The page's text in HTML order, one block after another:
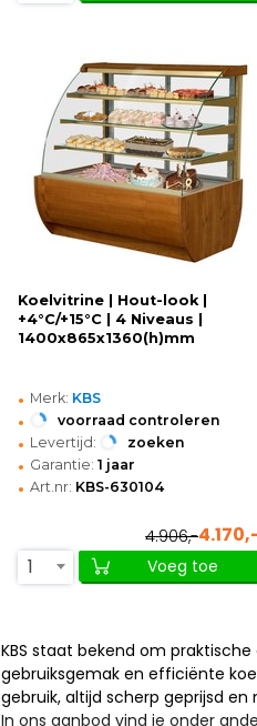
Koelvitrine | Hout-look |
+4°C/+15°C | 4 Niveaus |
1400x865x1360(h)mm
• Merk: KBS
• voorraad controleren
• Levertijd: zoeken
• Garantie: 1 jaar
• Art.nr: KBS-630104
4.906,-
1
Voeg toe
KBS staat bekend om
gebruiksgemak en efficiënte
gebruik, altijd scherp geprijsd en
In ons aanbod vind je onder